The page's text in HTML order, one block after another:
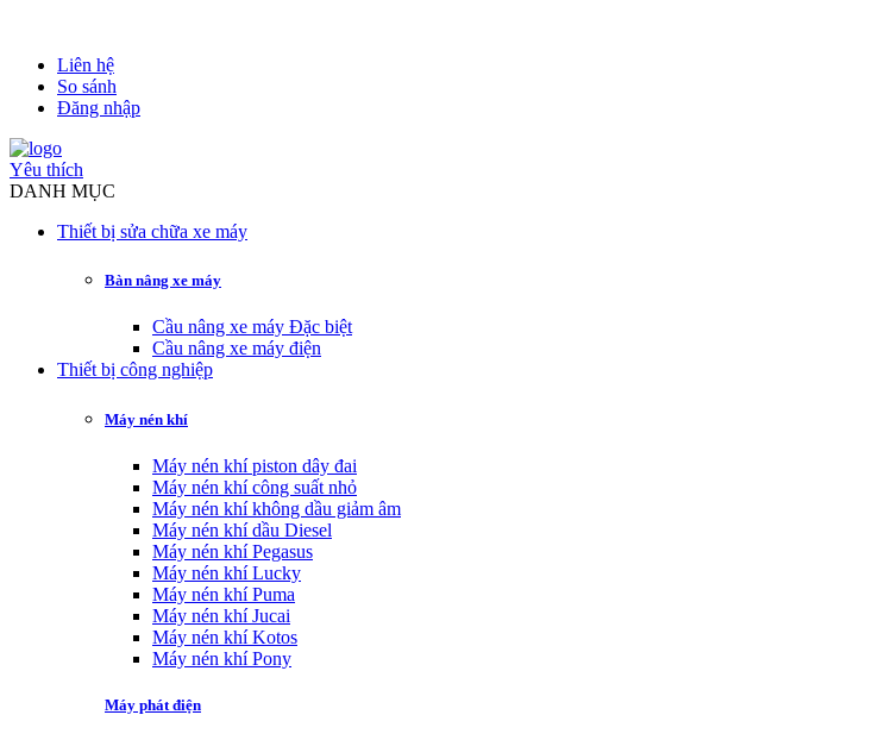
Liên hệ
So sánh
Đăng nhập
Yêu thích
DANH MỤC
Thiết bị sửa chữa xe máy
Bàn nâng xe máy
Cầu nâng xe máy Đặc biệt
Cầu nâng xe máy điện
Thiết bị công nghiệp
Máy nén khí
Máy nén khí piston dây đai
Máy nén khí công suất nhỏ
Máy nén khí không dầu giảm âm
Máy nén khí dầu Diesel
Máy nén khí Pegasus
Máy nén khí Lucky
Máy nén khí Puma
Máy nén khí Jucai
Máy nén khí Kotos
Máy nén khí Pony
Máy phát điện